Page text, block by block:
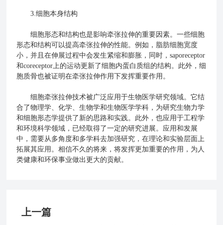
3.细胞本身结构
细胞形态和结构也是影响牵张拉伸的重要因素。一些细胞
形态和结构可以提高牵张拉伸的性能。例如，脂肪细胞宽度
小，并且在伸展过程中会发生紧缩和膨胀，同时，saporeceptor
和coreceptor上的运动更新了细胞内蛋白质组的结构。此外，细
胞质骨也被证明在牵张拉伸作用下发挥重要作用。
细胞牵张拉伸技术被广泛应用于生物医学研究领域。它结
合了物理学、化学、生物学和生物医学学科，为研究生物力学
和细胞形态学提供了新的思路和实践。此外，也应用于工程学
和环境科学领域，已经取得了一定的研究进展。应用和发展
中，需要从多角度和多学科去加强研究，在理论和实验层面上
拓展其应用。相信不久的将来，将发挥更加重要的作用，为人
类健康和环保事业做出更大的贡献。
上一篇